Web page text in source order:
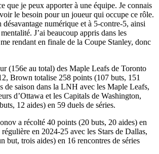
que je peux apporter à une équipe. Je connais
le besoin pour un joueur qui occupe ce rôle.
désavantage numérique et à 5-contre-5, ainsi
J’ai beaucoup appris dans les
rendant en finale de la Coupe Stanley, donc
(156e au total) des Maple Leafs de Toronto
Brown totalise 258 points (107 buts, 151
de saison dans la LNH avec les Maple Leafs,
d’Ottawa et les Capitals de Washington,
12 aides) en 59 duels de séries.
a récolté 40 points (20 buts, 20 aides) en
en 2024-25 avec les Stars de Dallas,
but, trois aides) en 16 rencontres de séries